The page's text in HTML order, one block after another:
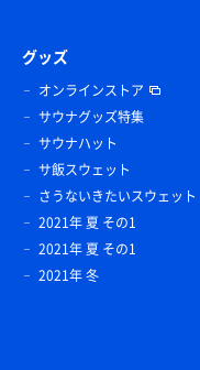
グッズ
オンラインストア
サウナグッズ特集
サウナハット
サ飯スウェット
さうないきたいスウェット
2021年 夏 その1
2021年 夏 その1
2021年 冬